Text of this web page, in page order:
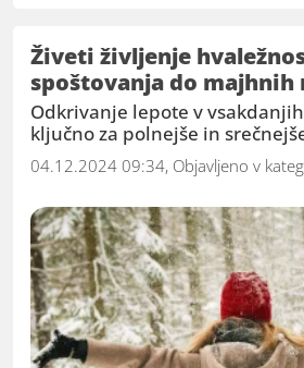
Živeti življenje
spoštovanja do majhnih
Odkrivanje lepote v
ključno za polnejše in
04.12.2024 09:34, Objavljeno v